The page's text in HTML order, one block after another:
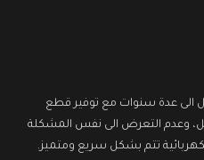
الى عدة سنوات مع توفير قطع
وعدم التعرض الى نفس المشكلة
تتم بشكل سريع ومتميز.